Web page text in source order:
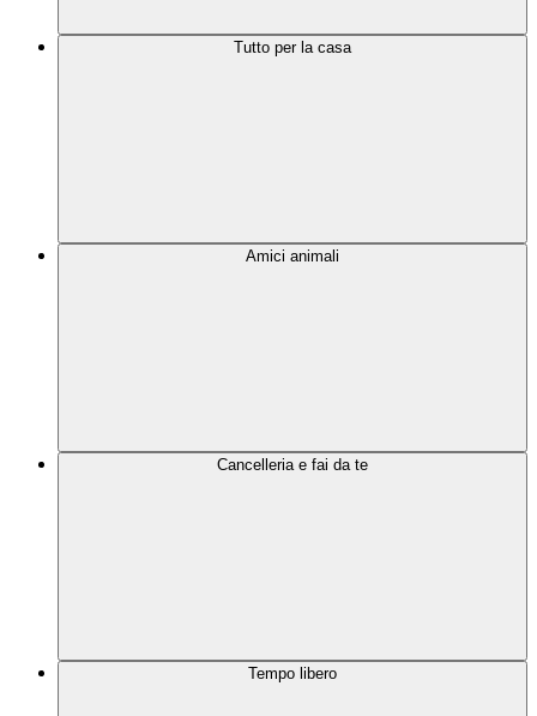
Tutto per la casa
Amici animali
Cancelleria e fai da te
Tempo libero